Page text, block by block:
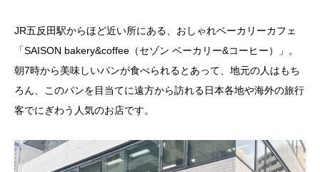
JR五反田駅からほど近い所にある、おしゃれベーカリーカフェ
「SAISON bakery&coffee（セゾン ベーカリー&コーヒー）」。
朝7時から美味しいパンが食べられるとあって、地元の人はもち
ろん、このパンを目当てに遠方から訪れる日本各地や海外の旅行
客でにぎわう人気のお店です。